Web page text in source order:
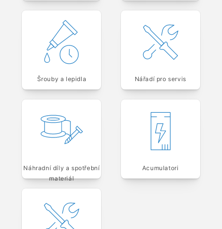
Šrouby a lepidla Nářadí pro servis
Náhradní díly a spotřební
materiál
Acumulatori